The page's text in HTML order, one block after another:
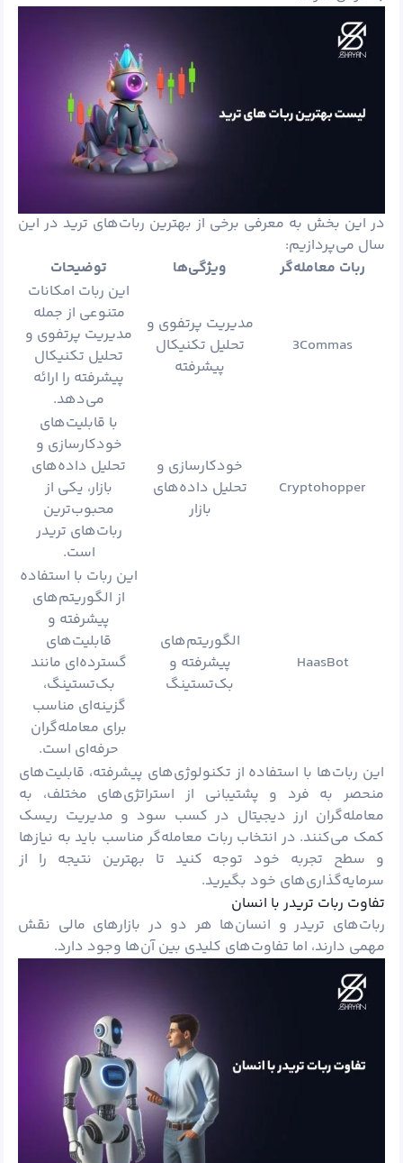
در این بخش به معرفی برخی از بهترین ربات‌های ترید در این
سال می‌پردازیم:
ربات معامله‌گر
ویژگی‌ها توضیحات
3Commas
مدیریت پرتفوی و
تحلیل تکنیکال
پیشرفته
این ربات امکانات
متنوعی از جمله
مدیریت پرتفوی و
تحلیل تکنیکال
پیشرفته را ارائه
می‌دهد.
Cryptohopper
خودکارسازی و
تحلیل داده‌های
بازار
با قابلیت‌های
خودکارسازی و
تحلیل داده‌های
بازار، یکی از
محبوب‌ترین
ربات‌های تریدر
است.
HaasBot
الگوریتم‌های
پیشرفته و
بک‌تستینگ
این ربات با استفاده
از الگوریتم‌های
پیشرفته و
قابلیت‌های
گسترده‌ای مانند
بک‌تستینگ،
گزینه‌ای مناسب
برای معامله‌گران
حرفه‌ای است.
این ربات‌ها با استفاده از تکنولوژی‌های پیشرفته، قابلیت‌های
منحصر به فرد و پشتیبانی از استراتژی‌های مختلف، به
معامله‌گران ارز دیجیتال در کسب سود و مدیریت ریسک
کمک می‌کنند. در انتخاب ربات معامله‌گر مناسب باید به نیازها
و سطح تجربه خود توجه کنید تا بهترین نتیجه را از
سرمایه‌گذاری‌های خود بگیرید.
تفاوت ربات تریدر با انسان
ربات‌های تریدر و انسان‌ها هر دو در بازارهای مالی نقش
مهمی دارند، اما تفاوت‌های کلیدی بین آن‌ها وجود دارد.